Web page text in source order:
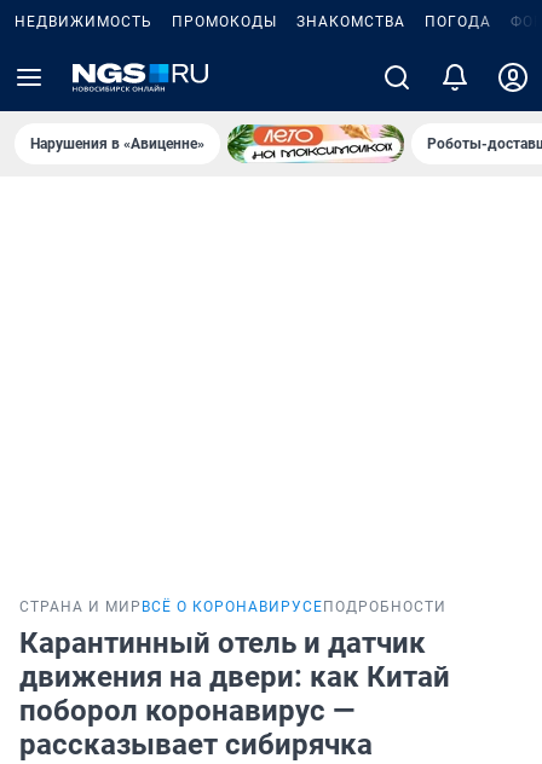
НЕДВИЖИМОСТЬ ПРОМОКОДЫ ЗНАКОМСТВА ПОГОДА
Нарушения в «Авиценне» Роботы-
СТРАНА И МИР ВСЁ О КОРОНАВИРУСЕ ПОДРОБНОСТИ
Карантинный отель и датчик
движения на двери: как Китай
поборол коронавирус —
рассказывает сибирячка